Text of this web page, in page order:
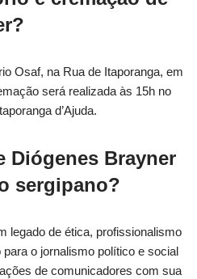
Osaf, na Rua de Itaporanga, em
será realizada às 15h no
d’Ajuda.
Diógenes Brayner
sergipano?
legado de ética, profissionalismo
o jornalismo político e social
de comunicadores com sua